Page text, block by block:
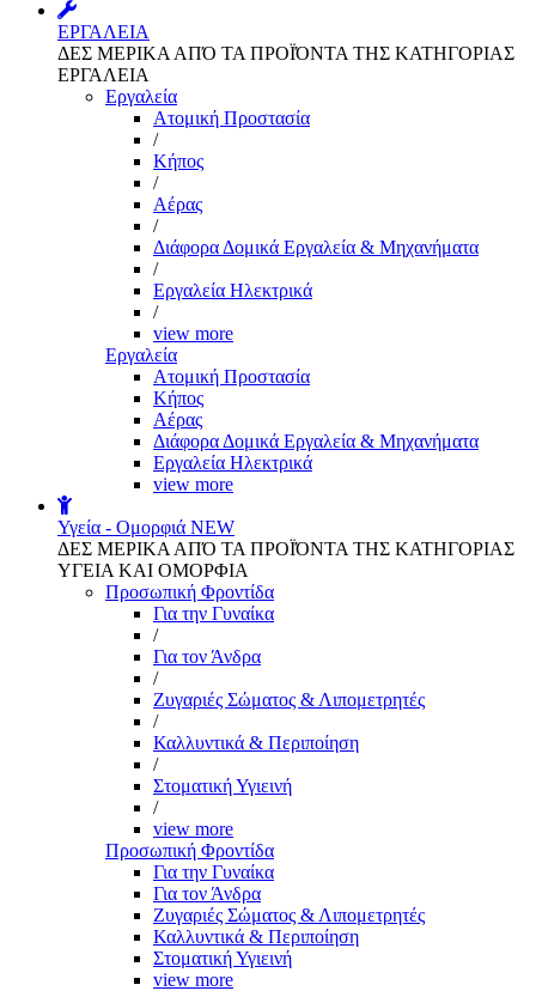
ΕΡΓΑΛΕΙΑ
ΔΕΣ ΜΕΡΙΚΑ ΑΠΌ ΤΑ ΠΡΟΪΌΝΤΑ ΤΗΣ ΚΑΤΗΓΟΡΙΑΣ
ΕΡΓΑΛΕΙΑ
Εργαλεία
Aτομική Προστασία
/
Kήπος
/
Αέρας
/
Διάφορα Δομικά Εργαλεία & Μηχανήματα
/
Εργαλεία Ηλεκτρικά
/
view more
Εργαλεία
Aτομική Προστασία
Kήπος
Αέρας
Διάφορα Δομικά Εργαλεία & Μηχανήματα
Εργαλεία Ηλεκτρικά
view more
Υγεία - Ομορφιά NEW
ΔΕΣ ΜΕΡΙΚΑ ΑΠΌ ΤΑ ΠΡΟΪΌΝΤΑ ΤΗΣ ΚΑΤΗΓΟΡΙΑΣ
ΥΓΕΙΑ ΚΑΙ ΟΜΟΡΦΙΑ
Προσωπική Φροντίδα
Για την Γυναίκα
/
Για τον Άνδρα
/
Ζυγαριές Σώματος & Λιπομετρητές
/
Καλλυντικά & Περιποίηση
/
Στοματική Υγιεινή
/
view more
Προσωπική Φροντίδα
Για την Γυναίκα
Για τον Άνδρα
Ζυγαριές Σώματος & Λιπομετρητές
Καλλυντικά & Περιποίηση
Στοματική Υγιεινή
view more